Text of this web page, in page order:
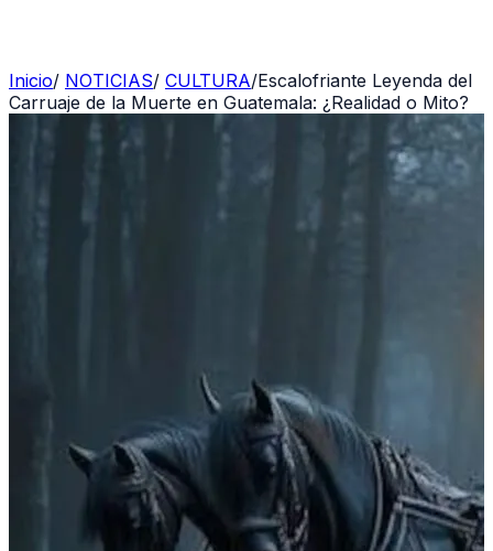
Inicio/ NOTICIAS/ CULTURA/Escalofriante Leyenda del
Carruaje de la Muerte en Guatemala: ¿Realidad o Mito?